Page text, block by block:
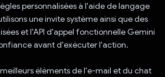
personnalisées à l'aide de langage
une invite système ainsi que des
et l'API d'appel fonctionnelle Gemini
avant d'exécuter l'action.
éléments de l'e-mail et du chat